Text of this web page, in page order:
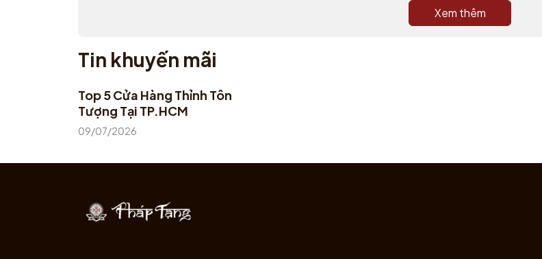
#tyhuuphongthuy #tuongtyhuu #tyhuuda #tyhuudangoc #vatphamtamlinh
Xem thêm
Tin khuyến mãi
Top 5 Cửa Hàng Thỉnh Tôn
Tượng Tại TP.HCM
09/07/2026